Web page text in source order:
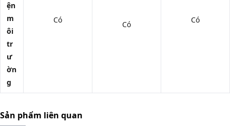
ện
m
ôi
tr
ư
ờn
g
Có Có Có
Sản phẩm liên quan